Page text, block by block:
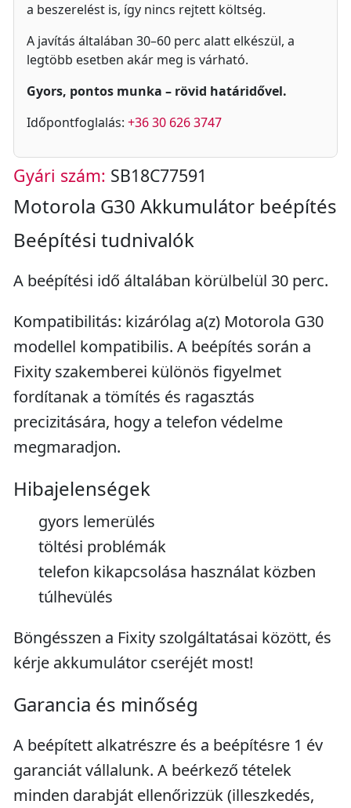
a beszerelést is, így nincs rejtett költség.
A javítás általában 30–60 perc alatt elkészül, a
legtöbb esetben akár meg is várható.
Gyors, pontos munka – rövid határidővel.
Időpontfoglalás: +36 30 626 3747
Gyári szám: SB18C77591
Motorola G30 Akkumulátor beépítés
Beépítési tudnivalók
A beépítési idő általában körülbelül 30 perc.
Kompatibilitás: kizárólag a(z) Motorola G30
modellel kompatibilis. A beépítés során a
Fixity szakemberei különös figyelmet
fordítanak a tömítés és ragasztás
precizitására, hogy a telefon védelme
megmaradjon.
Hibajelenségek
gyors lemerülés
töltési problémák
telefon kikapcsolása használat közben
túlhevülés
Böngésszen a Fixity szolgáltatásai között, és
kérje akkumulátor cseréjét most!
Garancia és minőség
A beépített alkatrészre és a beépítésre 1 év
garanciát vállalunk. A beérkező tételek
minden darabját ellenőrizzük (illeszkedés,